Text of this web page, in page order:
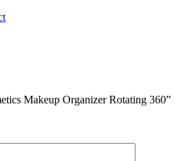
Makeup Organizer Rotating 360”